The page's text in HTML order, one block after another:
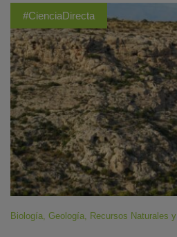
#CienciaDirecta
Biología, Geología, Recursos Naturales